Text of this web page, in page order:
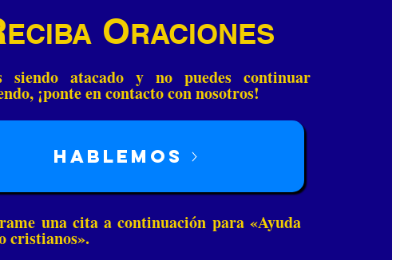
ECIBA ORACIONES
siendo atacado y no puedes continuar
¡ponte en contacto con nosotros!
Hablemos
una cita a continuación para «Ayuda
cristianos».